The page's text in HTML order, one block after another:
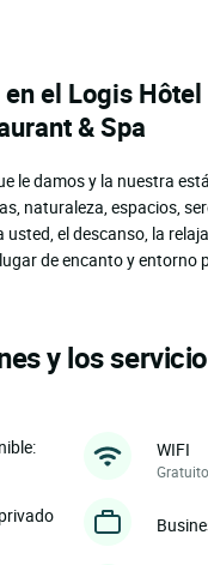
el Logis
& Spa
le damos y la nuestra
naturaleza, espacios,
el descanso, la
de encanto y entorno
y los
WIFI
Gratuito